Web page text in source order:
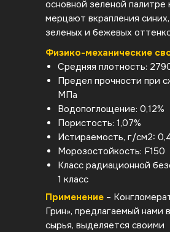
основной зеленой палитре
мерцают вкрапления
зеленых и бежевых
Физико-механические
Средняя плотность:
Предел прочности при
МПа
Водопоглощение: 0,12%
Пористость: 1,07%
Истираемость, г/см2:
Морозостойкость: F150
Класс радиационной
1 класс
Применение –
Грин», предлагаемый нами
сырья, выделяется своими